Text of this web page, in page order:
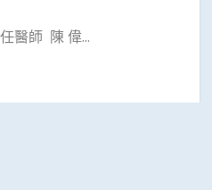
醫師 陳 偉...